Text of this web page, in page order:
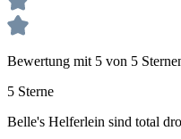
Bewertung mit 5 von 5
5 Sterne
Belle's Helferlein sind total